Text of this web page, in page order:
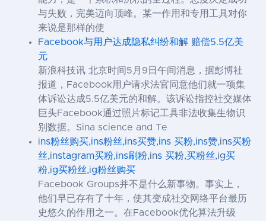
与失败，完美迈向顶峰。某一作用和专用工具对你
来说是那样的使
Facebook与用户达成隐私纠纷和解 赔偿5.5亿美
元
新浪科技讯 北京时间5月9日午间消息，据彭博社
报道，Facebook用户请求法官同意他们就一项集
体诉讼达成5.5亿美元的和解。该诉讼指控社交媒体
巨头Facebook通过照片标记工具非法收集生物识
别数据。Sina science and Te
ins粉丝购买,ins粉丝,ins买赞,ins 买粉,ins赞,ins买粉
丝,instagram买粉,ins刷粉,ins 买粉,买粉丝,ig买
粉,ig买粉丝,ig粉丝购买
Facebook Groups并不是什么新事物。事实上，
他们早已存有了十年，使其变成社交网络平台最历
史悠久的作用之一。在Facebook优化算法升级